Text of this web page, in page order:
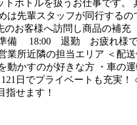
ボトルを扱うお仕事です。
は先輩スタッフが同行する
客様へ訪問し商品の補
退勤 お疲れ様でし
所近隣の担当エリア ＜配
すのが好きな方 ・車の運
日でプライベートも充実
せます！